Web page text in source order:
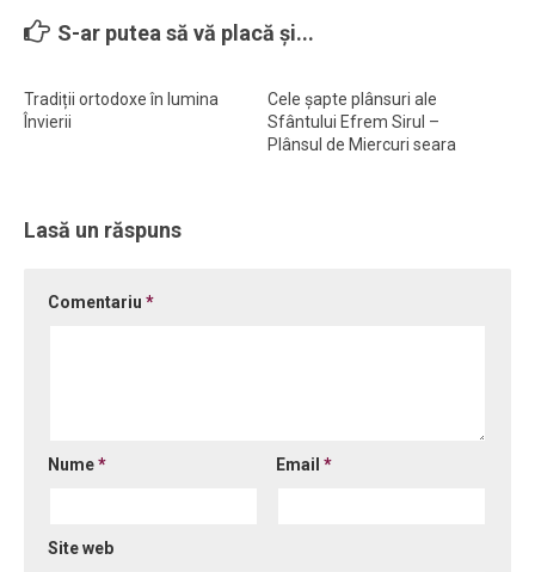
S-ar putea să vă placă și...
Tradiții ortodoxe în lumina
Învierii
Cele șapte plânsuri ale
Sfântului Efrem Sirul –
Plânsul de Miercuri seara
Lasă un răspuns
Comentariu *
Nume* Email*
Site web